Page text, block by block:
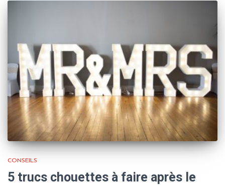
CONSEILS
5 trucs chouettes à faire après le